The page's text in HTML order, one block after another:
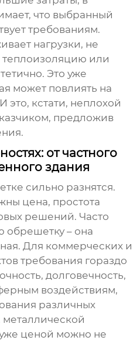
что выбранный
требованиям.
нагрузки, не
теплоизоляцию или
Это уже
может повлиять на
это, кстати, неплохой
предложив
от частного
здания
сильно разнятся.
цена, простота
решений. Часто
обрешетку – она
Для коммерческих и
требования гораздо
долговечность,
воздействиям,
различных
ценой можно не